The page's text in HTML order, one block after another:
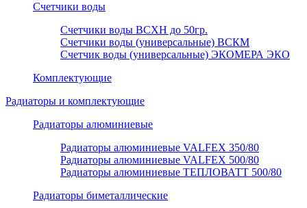
Счетчики воды
Счетчики воды ВСХН до 50гр.
Счетчики воды (универсальные) ВСКМ
Счетчик воды (универсальные) ЭКОМЕРА ЭКО
Комплектующие
Радиаторы и комплектующие
Радиаторы алюминиевые
Радиаторы алюминиевые VALFEX 350/80
Радиаторы алюминиевые VALFEX 500/80
Радиаторы алюминиевые ТЕПЛОВАТТ 500/80
Радиаторы биметаллические